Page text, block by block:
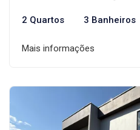
2 Quartos 3 Banheiros
Mais informações